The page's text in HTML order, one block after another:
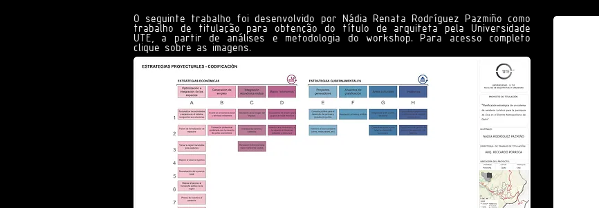
O seguinte trabalho foi desenvolvido por Nádia Renata Rodríguez Pazmiño como
trabalho de titulação para obtenção do título de arquiteta pela Universidade
UTE, a partir de análises e metodologia do workshop. Para acesso completo
clique sobre as imagens.